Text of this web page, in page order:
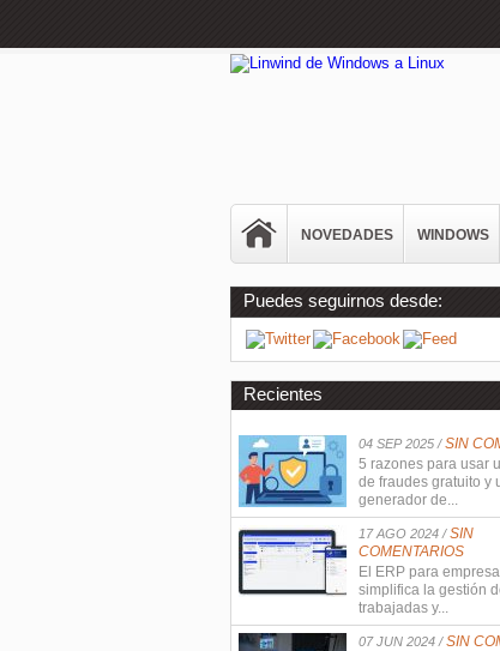
NOVEDADES WINDOWS
Puedes seguirnos desde:
Recientes
04 SEP 2025 /SIN
5 razones para usar
de fraudes gratuito y
generador de...
17 AGO 2024 /SIN
COMENTARIOS
El ERP para
simplifica la gestión
trabajadas y...
07 JUN 2024 /SIN